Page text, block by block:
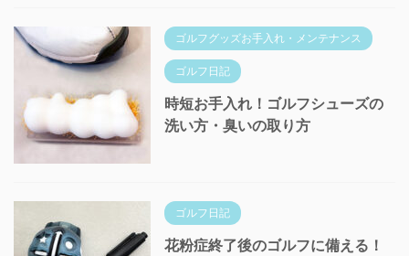
ゴルフグッズお手入れ・メンテナンス
ゴルフ日記
時短お手入れ！ゴルフシューズの
洗い方・臭いの取り方
ゴルフ日記
花粉症終了後のゴルフに備える！